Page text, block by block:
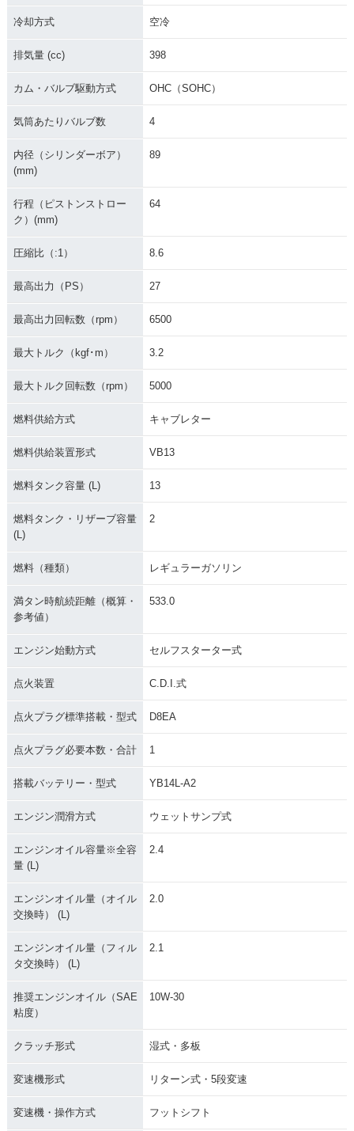
冷却方式 空冷
排気量 (cc) 398
カム・バルブ駆動方式 OHC（SOHC）
気筒あたりバルブ数 4
内径（シリンダーボア）
(mm)
89
行程（ピストンストロー
ク）(mm)
64
圧縮比（:1） 8.6
最高出力（PS） 27
最高出力回転数（rpm） 6500
最大トルク（kgf･m） 3.2
最大トルク回転数（rpm） 5000
燃料供給方式 キャブレター
燃料供給装置形式 VB13
燃料タンク容量 (L) 13
燃料タンク・リザーブ容量
(L)
2
燃料（種類） レギュラーガソリン
満タン時航続距離（概算・
参考値）
533.0
エンジン始動方式 セルフスターター式
点火装置 C.D.I.式
点火プラグ標準搭載・型式 D8EA
点火プラグ必要本数・合計 1
搭載バッテリー・型式 YB14L-A2
エンジン潤滑方式 ウェットサンプ式
エンジンオイル容量※全容
量 (L)
2.4
エンジンオイル量（オイル
交換時） (L)
2.0
エンジンオイル量（フィル
タ交換時） (L)
2.1
推奨エンジンオイル（SAE
粘度）
10W-30
クラッチ形式 湿式・多板
変速機形式 リターン式・5段変速
変速機・操作方式 フットシフト